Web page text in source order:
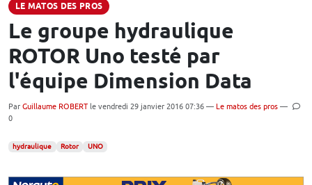
LE MATOS DES PROS
Le groupe hydraulique
ROTOR Uno testé par
l'équipe Dimension Data
Par Guillaume ROBERT le vendredi 29 janvier 2016 07:36 — Le matos des pros —
0
hydraulique Rotor UNO